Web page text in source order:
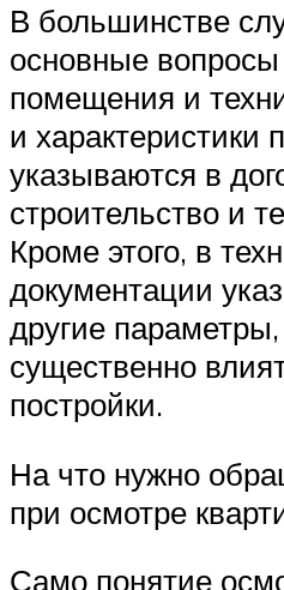
В большинстве
основные
помещения и
и характеристики
указываются в
строительство и
Кроме этого, в
документации
другие
существенно
постройки.
На что нужно
при осмотре
Само понятие